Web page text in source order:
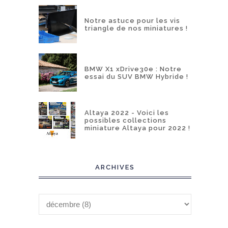
Notre astuce pour les vis
triangle de nos miniatures !
BMW X1 xDrive30e : Notre
essai du SUV BMW Hybride !
Altaya 2022 - Voici les
possibles collections
miniature Altaya pour 2022 !
ARCHIVES